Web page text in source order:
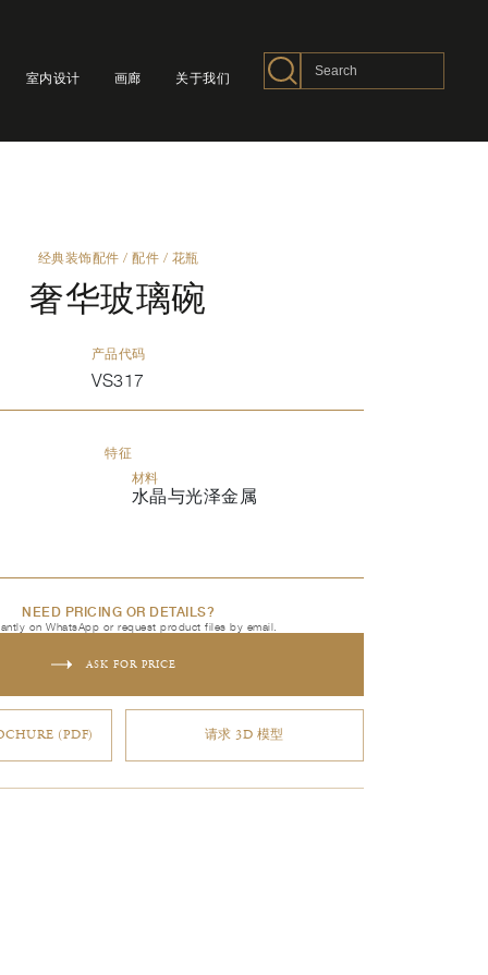
室内设计 画廊 关于我们
经典装饰配件 / 配件 / 花瓶
奢华玻璃碗
产品代码
VS317
特征
材料
水晶与光泽金属
NEED PRICING OR DETAILS?
on WhatsApp or request product files by email.
ASK FOR PRICE
(PDF) 请求 3D 模型